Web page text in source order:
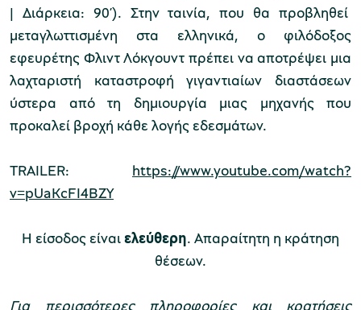
ομάδες
προγράμματα
εισιτήρια
εισιτηρίων
| Διάρκεια: 90’). Στην ταινία, που θα προβληθεί
μεταγλωττισμένη στα ελληνικά, ο φιλόδοξος
εφευρέτης Φλιντ Λόκγουντ πρέπει να αποτρέψει μια
λαχταριστή καταστροφή γιγαντιαίων διαστάσεων
ύστερα από τη δημιουργία μιας μηχανής που
προκαλεί βροχή κάθε λογής εδεσμάτων.
TRAILER: https://www.youtube.com/watch?
v=pUaKcFI4BZY
Η είσοδος είναιελεύθερη. Απαραίτητη η κράτηση
θέσεων.
Για περισσότερες πληροφορίες και κρατήσεις